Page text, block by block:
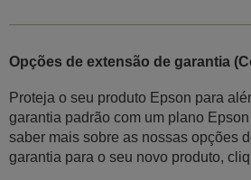
Opções de extensão de garantia
Proteja o seu produto Epson para
garantia padrão com um plano
saber mais sobre as nossas opções
garantia para o seu novo produto,